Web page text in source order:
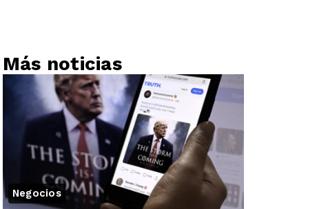
Más noticias
Negocios